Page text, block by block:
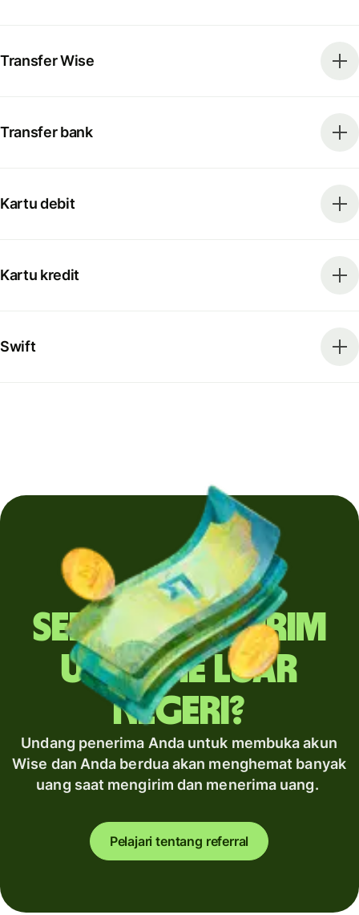
Transfer Wise
Transfer bank
Kartu debit
Kartu kredit
Swift
Sering mengirim
uang ke luar
negeri?
Undang penerima Anda untuk membuka akun
Wise dan Anda berdua akan menghemat banyak
uang saat mengirim dan menerima uang.
Pelajari tentang referral